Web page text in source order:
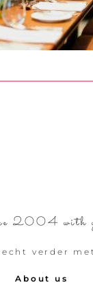
2004 with
verder
About us